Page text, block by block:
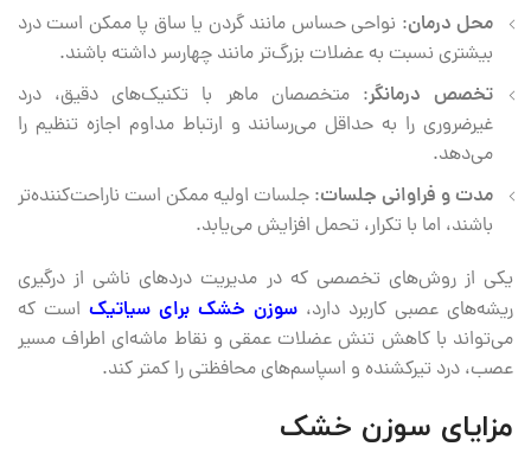
محل درمان: نواحی حساس مانند گردن یا ساق پا ممکن است درد
بیشتری نسبت به عضلات بزرگ‌تر مانند چهارسر داشته باشند.
تخصص درمانگر: متخصصان ماهر با تکنیک‌های دقیق، درد
غیرضروری را به حداقل می‌رسانند و ارتباط مداوم اجازه تنظیم را
می‌دهد.
مدت و فراوانی جلسات: جلسات اولیه ممکن است ناراحت‌کننده‌تر
باشند، اما با تکرار، تحمل افزایش می‌یابد.
یکی از روش‌های تخصصی که در مدیریت دردهای ناشی از درگیری
ریشه‌های عصبی کاربرد دارد، سوزن خشک برای سیاتیک است که
می‌تواند با کاهش تنش عضلات عمقی و نقاط ماشه‌ای اطراف مسیر
عصب، درد تیرکشنده و اسپاسم‌های محافظتی را کمتر کند.
مزایای سوزن خشک